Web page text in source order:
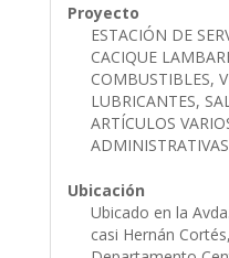
Proyecto
ESTACIÓN DE
CACIQUE
COMBUSTIBLES,
LUBRICANTES,
ARTÍCULOS
ADMINISTRATIVAS
Ubicación
Ubicado en la
casi Hernán